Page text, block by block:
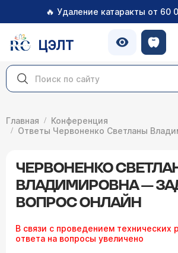
🔥 Удаление катаракты от 60
ЦЭЛТ
Главная
Конференция
Ответы Червоненко Светланы
ЧЕРВОНЕНКО
ВЛАДИМИРОВНА —
ВОПРОС ОНЛАЙН
В связи с проведением технических
ответа на вопросы увеличено